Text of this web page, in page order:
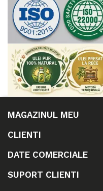
MAGAZINUL MEU
CLIENTI
DATE COMERCIALE
SUPORT CLIENTI